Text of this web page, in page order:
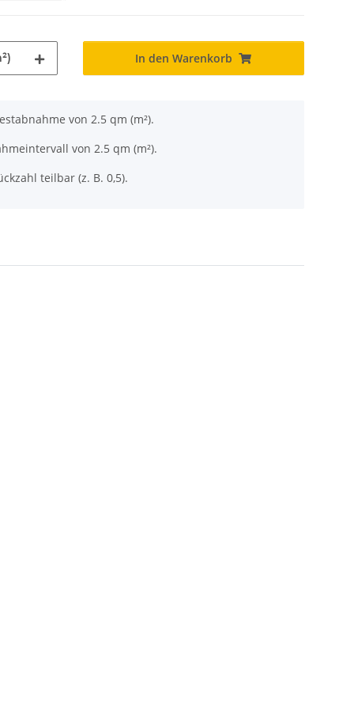
In den Warenkorb
von 2.5 qm (m²).
von 2.5 qm (m²).
teilbar (z. B. 0,5).